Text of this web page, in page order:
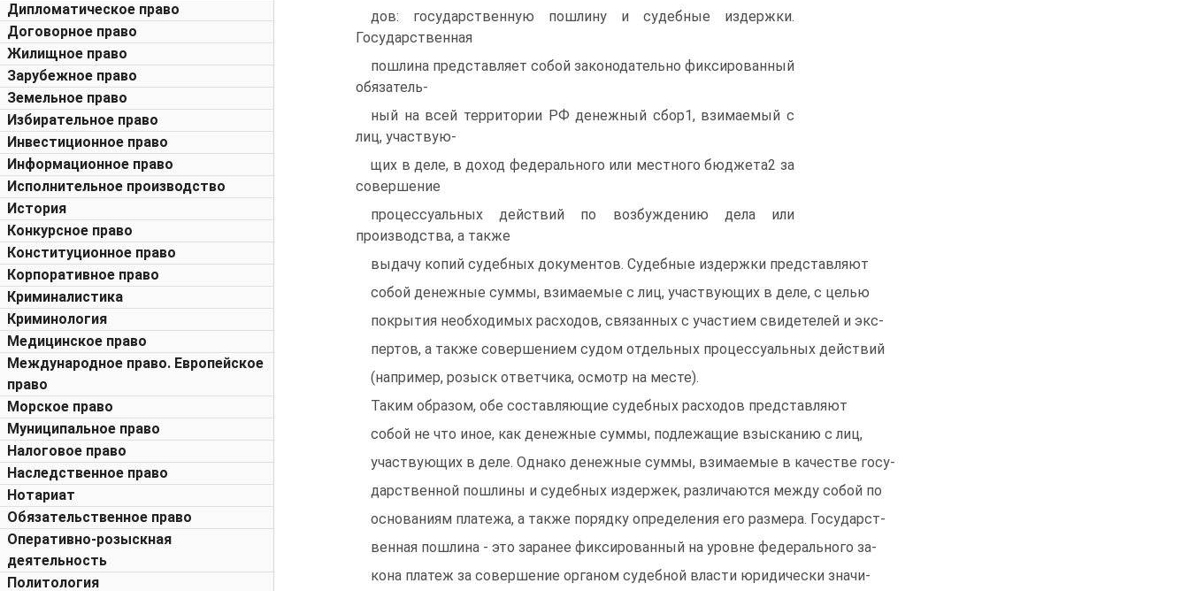
Дипломатическое право
Договорное право
Жилищное право
Зарубежное право
Земельное право
Избирательное право
Инвестиционное право
Информационное право
Исполнительное производство
История
Конкурсное право
Конституционное право
Корпоративное право
Криминалистика
Криминология
Медицинское право
Международное право. Европейское
право
Морское право
Муниципальное право
Налоговое право
Наследственное право
Нотариат
Обязательственное право
Оперативно-розыскная
деятельность
Политология
дов: государственную пошлину и судебные издержки.
Государственная
пошлина представляет собой законодательно фиксированный
обязатель-
ный на всей территории РФ денежный сбор1, взимаемый с
лиц, участвую-
щих в деле, в доход федерального или местного бюджета2 за
совершение
процессуальных действий по возбуждению дела или
производства, а также
выдачу копий судебных документов. Судебные издержки представляют
собой денежные суммы, взимаемые с лиц, участвующих в деле, с целью
покрытия необходимых расходов, связанных с участием свидетелей и экс-
пертов, а также совершением судом отдельных процессуальных действий
(например, розыск ответчика, осмотр на месте).
Таким образом, обе составляющие судебных расходов представляют
собой не что иное, как денежные суммы, подлежащие взысканию с лиц,
участвующих в деле. Однако денежные суммы, взимаемые в качестве госу-
дарственной пошлины и судебных издержек, различаются между собой по
основаниям платежа, а также порядку определения его размера. Государст-
венная пошлина - это заранее фиксированный на уровне федерального за-
кона платеж за совершение органом судебной власти юридически значи-